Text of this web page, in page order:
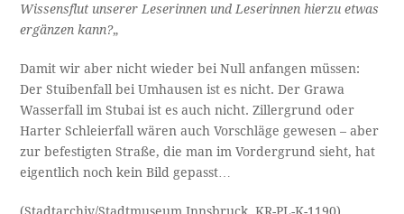
Wissensflut unserer Leserinnen und Leserinnen hierzu etwas
ergänzen kann?„
Damit wir aber nicht wieder bei Null anfangen müssen:
Der Stuibenfall bei Umhausen ist es nicht. Der Grawa
Wasserfall im Stubai ist es auch nicht. Zillergrund oder
Harter Schleierfall wären auch Vorschläge gewesen – aber
zur befestigten Straße, die man im Vordergrund sieht, hat
eigentlich noch kein Bild gepasst…
(Stadtarchiv/Stadtmuseum Innsbruck, KR-PL-K-1190)